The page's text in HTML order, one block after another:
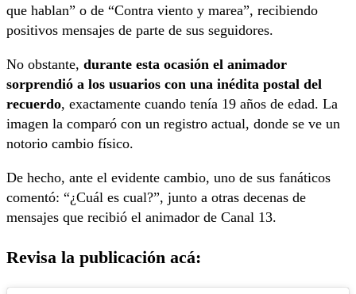
que hablan” o de “Contra viento y marea”, recibiendo
positivos mensajes de parte de sus seguidores.
No obstante, durante esta ocasión el animador
sorprendió a los usuarios con una inédita postal del
recuerdo, exactamente cuando tenía 19 años de edad. La
imagen la comparó con un registro actual, donde se ve un
notorio cambio físico.
De hecho, ante el evidente cambio, uno de sus fanáticos
comentó: “¿Cuál es cual?”, junto a otras decenas de
mensajes que recibió el animador de Canal 13.
Revisa la publicación acá: